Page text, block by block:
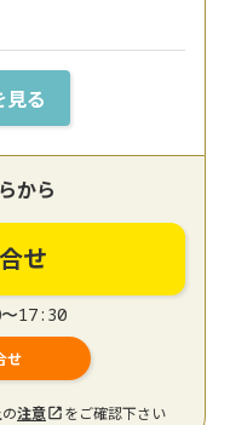
る
から
せ
〜17:30
せ
注意 をご確認下さい